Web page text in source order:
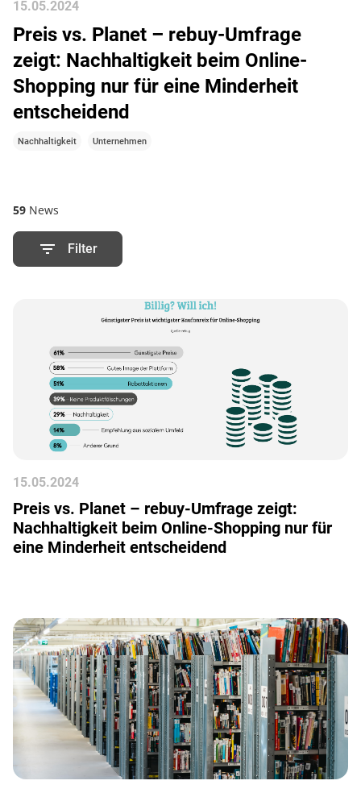
15.05.2024
Preis vs. Planet – rebuy-Umfrage
zeigt: Nachhaltigkeit beim Online-
Shopping nur für eine Minderheit
entscheidend
Nachhaltigkeit Unternehmen
59 News
Filter
15.05.2024
Preis vs. Planet – rebuy-Umfrage zeigt:
Nachhaltigkeit beim Online-Shopping nur für
eine Minderheit entscheidend